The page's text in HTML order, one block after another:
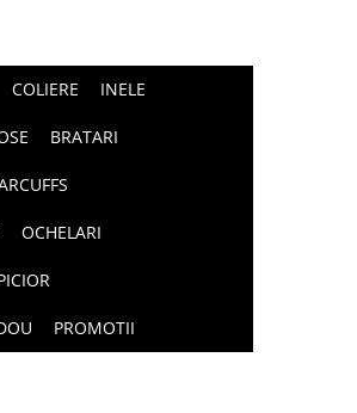
COLIERE INELE
BRATARI
OCHELARI
PROMOTII